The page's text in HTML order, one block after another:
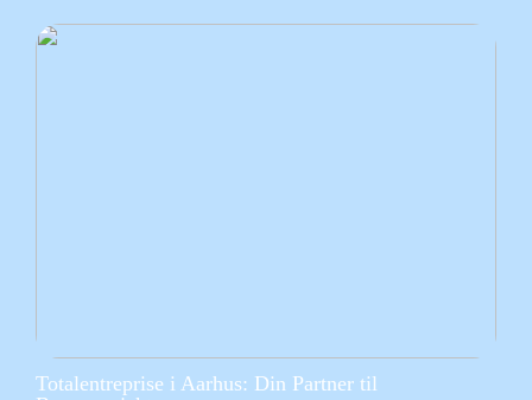
Totalentreprise i Aarhus: Din Partner til